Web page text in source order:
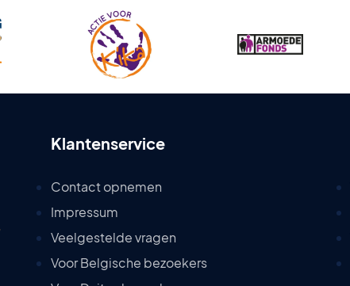
Klantenservice
Contact opnemen
Impressum
Veelgestelde vragen
Voor Belgische bezoekers